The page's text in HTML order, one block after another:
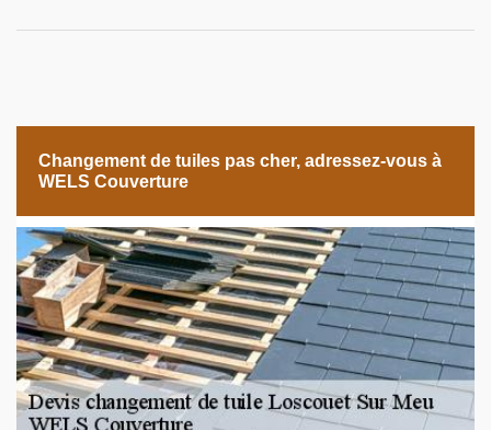
Changement de tuiles pas cher, adressez-vous à
WELS Couverture